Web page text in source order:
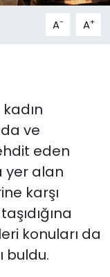
A- A+
ve
eden
yer alan
karşı
konuları da
buldu.